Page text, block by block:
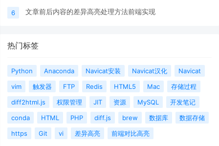
6 文章前后内容的差异高亮处理方法前端实现
热门标签
Python Anaconda Navicat安装 Navicat汉化
Navicat
vim
触发器 FTP Redis HTML5 Mac
存储过程
diff2html.js
权限管理 JIT 资源 MySQL
开发笔记
conda
HTML PHP diff.js brew 数据库
数据存储
https
Git vi 差异高亮 前端对比高亮